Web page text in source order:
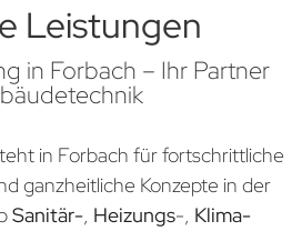
Leistungen
in Forbach – Ihr Partner
in Forbach für fortschrittliche
ganzheitliche Konzepte in der
Sanitär-, Heizungs-, Klima-